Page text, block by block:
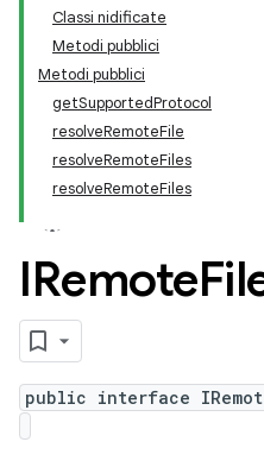
Classi nidificate
Metodi pubblici
Metodi pubblici
getSupportedProtocol
resolveRemoteFile
resolveRemoteFiles
resolveRemoteFiles
IRemote
public interface